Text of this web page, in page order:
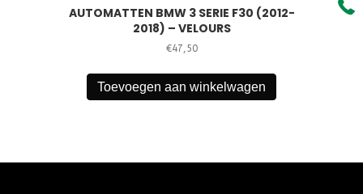
AUTOMATTEN BMW 3 SERIE F30 (2012-
2018) – VELOURS
€47,50
Toevoegen aan winkelwagen